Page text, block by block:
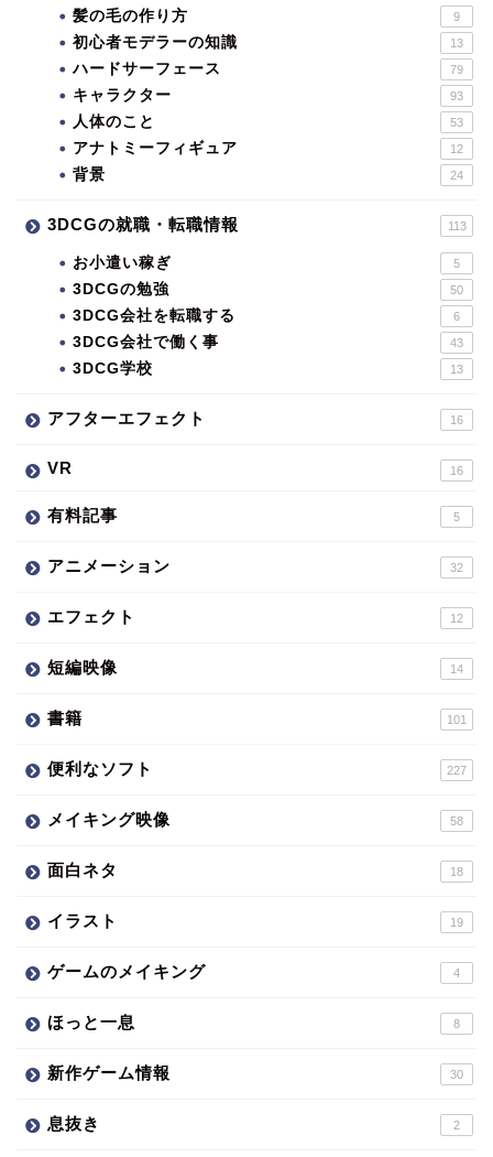
髪の毛の作り方 9
初心者モデラーの知識 13
ハードサーフェース 79
キャラクター 93
人体のこと 53
アナトミーフィギュア 12
背景 24
3DCGの就職・転職情報 113
お小遣い稼ぎ 5
3DCGの勉強 50
3DCG会社を転職する 6
3DCG会社で働く事 43
3DCG学校 13
アフターエフェクト 16
VR 16
有料記事 5
アニメーション 32
エフェクト 12
短編映像 14
書籍 101
便利なソフト 227
メイキング映像 58
面白ネタ 18
イラスト 19
ゲームのメイキング 4
ほっと一息 8
新作ゲーム情報 30
息抜き 2